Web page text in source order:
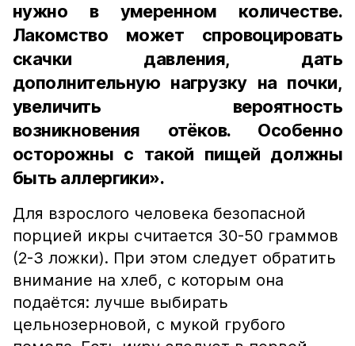
нужно в умеренном количестве.
Лакомство может спровоцировать
скачки давления, дать
дополнительную нагрузку на почки,
увеличить вероятность
возникновения отёков. Особенно
осторожны с такой пищей должны
быть аллергики».
Для взрослого человека безопасной
порцией икры считается 30-50 граммов
(2-3 ложки). При этом следует обратить
внимание на хлеб, с которым она
подаётся: лучше выбирать
цельнозерновой, с мукой грубого